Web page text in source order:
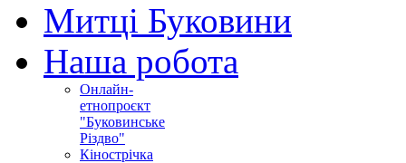
Митці Буковини
Наша робота
Онлайн-
етнопроєкт
"Буковинське
Різдво"
Кінострічка